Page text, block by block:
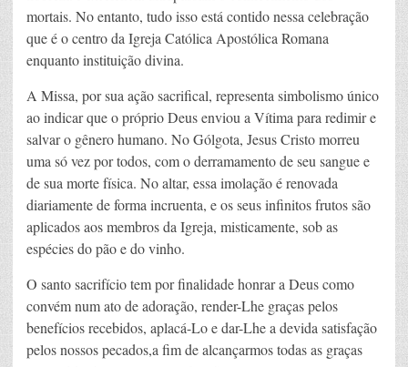
mortais. No entanto, tudo isso está contido nessa celebração
que é o centro da Igreja Católica Apostólica Romana
enquanto instituição divina.
A Missa, por sua ação sacrifical, representa simbolismo único
ao indicar que o próprio Deus enviou a Vítima para redimir e
salvar o gênero humano. No Gólgota, Jesus Cristo morreu
uma só vez por todos, com o derramamento de seu sangue e
de sua morte física. No altar, essa imolação é renovada
diariamente de forma incruenta, e os seus infinitos frutos são
aplicados aos membros da Igreja, misticamente, sob as
espécies do pão e do vinho.
O santo sacrifício tem por finalidade honrar a Deus como
convém num ato de adoração, render-Lhe graças pelos
benefícios recebidos, aplacá-Lo e dar-Lhe a devida satisfação
pelos nossos pecados,a fim de alcançarmos todas as graças